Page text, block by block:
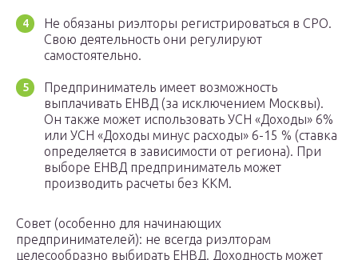
Не обязаны риэлторы регистрироваться в СРО.
Свою деятельность они регулируют
самостоятельно.
Предприниматель имеет возможность
выплачивать ЕНВД (за исключением Москвы).
Он также может использовать УСН «Доходы» 6%
или УСН «Доходы минус расходы» 6-15 % (ставка
определяется в зависимости от региона). При
выборе ЕНВД предприниматель может
производить расчеты без ККМ.
Совет (особенно для начинающих
предпринимателей): не всегда риэлторам
целесообразно выбирать ЕНВД. Доходность может